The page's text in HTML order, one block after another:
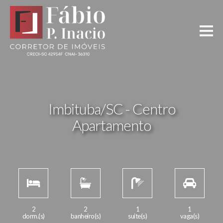
Imbituba/SC - Centro
Apartamento
2
dorm.(s)
2
banheiro(s)
1
suite(s)
1
vaga(s)